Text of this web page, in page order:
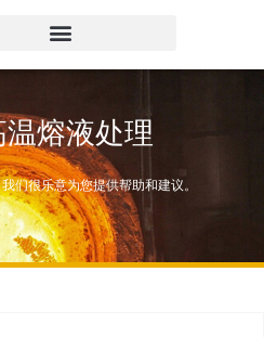
熔液处理
们很乐意为您提供帮助和建议。